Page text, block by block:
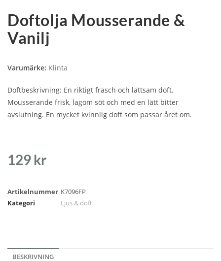
Doftolja Mousserande &
Vanilj
Varumärke: Klinta
Doftbeskrivning: En riktigt fräsch och lättsam doft.
Mousserande frisk, lagom söt och med en lätt bitter
avslutning. En mycket kvinnlig doft som passar året om.
129 kr
Artikelnummer K7096FP
Kategori
Ljus & doft
BESKRIVNING